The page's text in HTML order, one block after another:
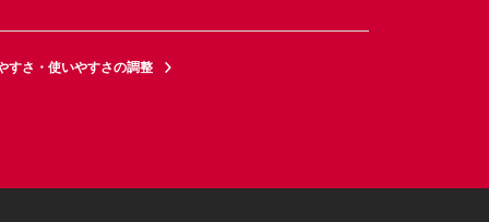
すさ・使いやすさの調整